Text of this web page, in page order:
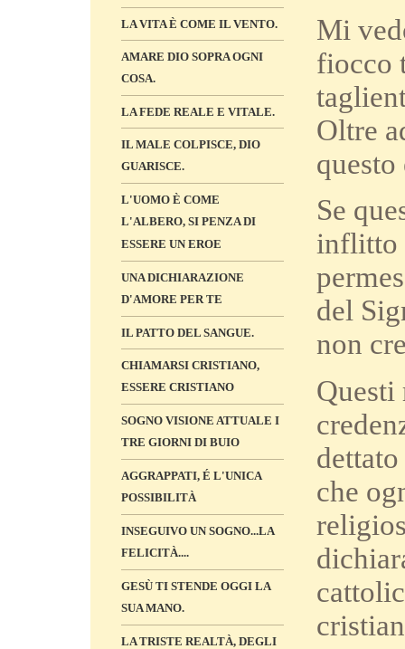
LA VITA È COME IL VENTO.
AMARE DIO SOPRA OGNI
COSA.
LA FEDE REALE E VITALE.
IL MALE COLPISCE, DIO
GUARISCE.
L'UOMO È COME
L'ALBERO, SI PENZA DI
ESSERE UN EROE
UNA DICHIARAZIONE
D'AMORE PER TE
IL PATTO DEL SANGUE.
CHIAMARSI CRISTIANO,
ESSERE CRISTIANO
SOGNO VISIONE ATTUALE I
TRE GIORNI DI BUIO
AGGRAPPATI, É L'UNICA
POSSIBILITÀ
INSEGUIVO UN SOGNO...LA
FELICITÀ....
GESÙ TI STENDE OGGI LA
SUA MANO.
LA TRISTE REALTÀ, DEGLI
Mi
fiocco
Oltre
Se
inflitto
del
non
Questi
che